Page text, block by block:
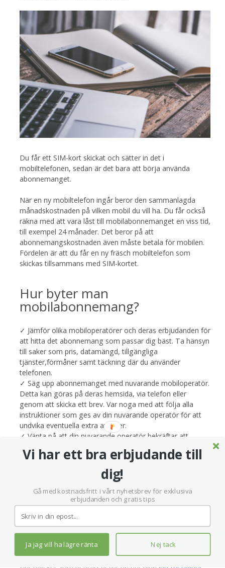
Du får ett SIM-kort skickat och sätter in det i
mobiltelefonen, sedan är det bara att börja använda
abonnemanget.
När en ny mobiltelefon ingår beror den sammanlagda
månadskostnaden på vilken mobil du vill ha. Du får också
räkna med att vara låst till mobilabonnemanget en viss tid,
till exempel 24 månader. Det beror på att
abonnemangskostnaden även måste betala för mobilen.
Fördelen är att du får en ny fräsch mobiltelefon som
skickas tillsammans med SIM-kortet.
Hur byter man
mobilabonnemang?
✓ Jämför olika mobiloperatörer och deras erbjudanden för
att hitta det abonnemang som passar dig bäst. Ta hänsyn
till saker som pris, datamängd, tillgängliga
tjänster,förmåner samt täckning där du använder
telefonen.
✓ Säg upp abonnemanget med nuvarande mobiloperatör.
Detta kan göras på deras hemsida, via telefon eller
genom att skicka ett brev. Var noga med att följa alla
instruktioner som ges av din nuvarande operatör för att
undvika eventuella extra avgifter.
✓ Vänta på att din nuvarande operatör bekräftar att
✓ Kontakta den nya mobiloperatören och teckna det nya
abonnemanget. Vill du flytta med ditt gamla nummer löser
den nya mobiloperatören det (portering).
Vilken surfmängd behövs?
Om du ska kunna surfa på internet med ditt
mobilabonnemang måste det innehålla en viss surfmängd
eller datamängd. Den mäts i GB (gigabyte) per månad.
Vi har ett bra erbjudande till
dig!
Gå med kostnadsfritt i vårt nyhetsbrev för exklusiva
erbjudanden och gratis tips
Ja jag vill ha lägre ränta Nej tack